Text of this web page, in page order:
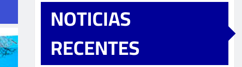
NOTICIAS
RECENTES